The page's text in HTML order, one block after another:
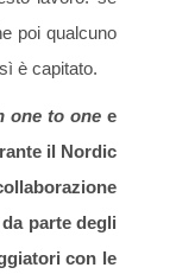
poi qualcuno
è capitato.
one to onee
il Nordic
parte degli
con le